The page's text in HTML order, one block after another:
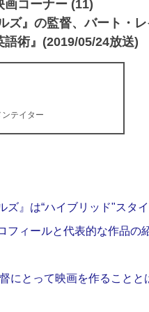
画コーナー (11)
ズ』の監督、バート・
術』(2019/05/24放送)
テイター
ズ』は“ハイブリッド"スタ
フィールと代表的な作品の
にとって映画を作ることと